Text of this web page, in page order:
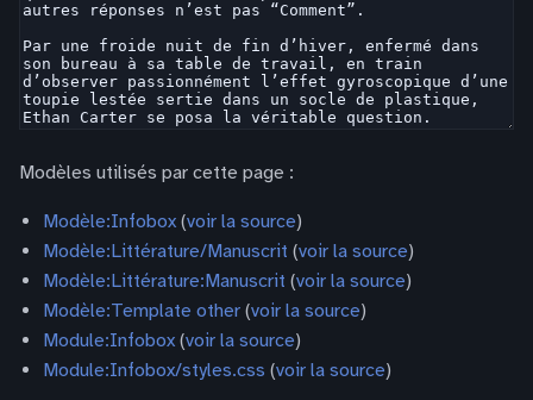
Modèles utilisés par cette page :
Modèle:Infobox (voir la source)
Modèle:Littérature/Manuscrit (voir la source)
Modèle:Littérature:Manuscrit (voir la source)
Modèle:Template other (voir la source)
Module:Infobox (voir la source)
Module:Infobox/styles.css (voir la source)